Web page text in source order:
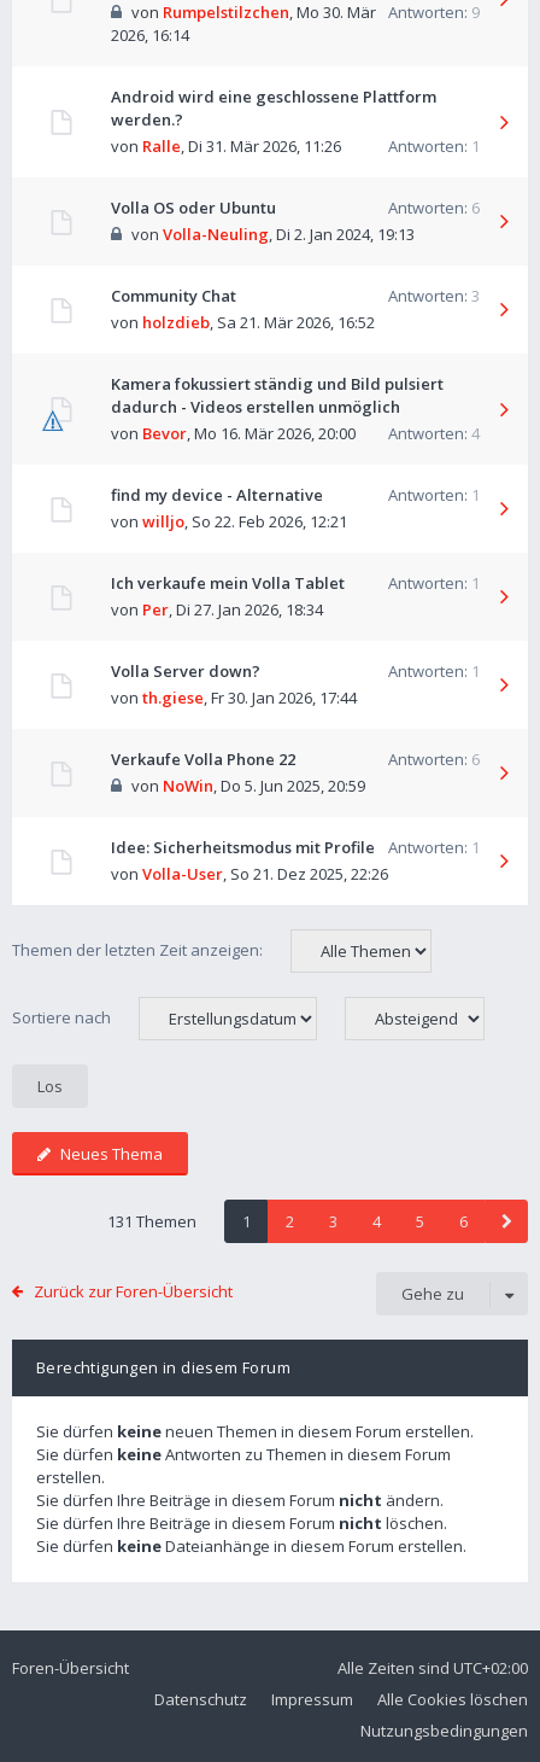
Antworten: 9
von Rumpelstilzchen,Mo 30. Mär
2026, 16:14
Android wird eine geschlossene Plattform
werden.?
Antworten: 1
von Ralle,Di 31. Mär 2026, 11:26
Volla OS oder Ubuntu Antworten: 6
von Volla-Neuling,Di 2. Jan 2024, 19:13
Community Chat Antworten: 3
von holzdieb, Sa 21. Mär 2026, 16:52
Kamera fokussiert ständig und Bild pulsiert
dadurch - Videos erstellen unmöglich
Antworten: 4
von Bevor,Mo 16. Mär 2026, 20:00
find my device - Alternative Antworten: 1
von willjo, So 22. Feb 2026, 12:21
Ich verkaufe mein Volla Tablet Antworten: 1
von Per,Di 27. Jan 2026, 18:34
Volla Server down? Antworten: 1
von th.giese,Fr 30. Jan 2026, 17:44
Verkaufe Volla Phone 22 Antworten: 6
von NoWin,Do 5. Jun 2025, 20:59
Idee: Sicherheitsmodus mit Profile Antworten: 1
von Volla-User, So 21. Dez 2025, 22:26
Themen der letzten Zeit anzeigen:
Sortiere nach
Neues Thema
131 Themen 1 2 3 4 5 6
Zurück zur Foren-Übersicht Gehe zu
Berechtigungen in diesem Forum
Sie dürfen keineneuen Themen in diesem Forum erstellen.
Sie dürfen keineAntworten zu Themen in diesem Forum
erstellen.
Sie dürfen Ihre Beiträge in diesem Forum nicht ändern.
Sie dürfen Ihre Beiträge in diesem Forum nicht löschen.
Sie dürfen keineDateianhänge in diesem Forum erstellen.
Foren-Übersicht Alle Zeiten sind UTC+02:00
Alle Cookies löschen
Impressum
Datenschutz
Nutzungsbedingungen